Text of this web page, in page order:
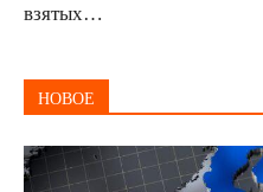
взятых…
НОВОЕ